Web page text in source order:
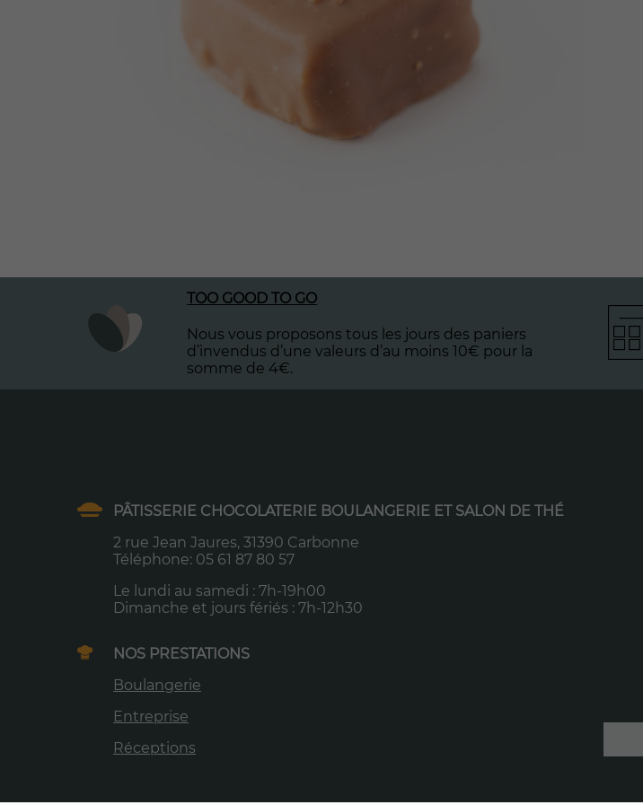
TOO GOOD TO GO
Nous vous proposons tous les jours des paniers
d’invendus d’une valeurs d’au moins 10€ pour la
somme de 4€.
PÂTISSERIE CHOCOLATERIE BOULANGERIE ET SALON DE THÉ
2 rue Jean Jaures, 31390 Carbonne
Téléphone: 05 61 87 80 57
Le lundi au samedi : 7h-19h00
Dimanche et jours fériés : 7h-12h30
NOS PRESTATIONS
Boulangerie
Entreprise
Réceptions